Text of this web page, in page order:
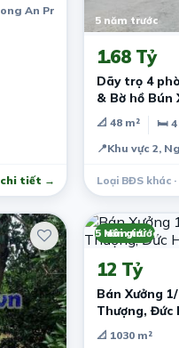
An Province, Vietnam
chi tiết →
5 năm trước
1.68 Tỷ
Dãy trọ 4
& Bờ hồ Bún
📐 48 m²
🛏 4
📍Khu vực 2,
Loại BĐS khác ·
Môi giới
5 năm trước
12 Tỷ
Bán Xưởng
Thượng, Đức
📐 1030 m²